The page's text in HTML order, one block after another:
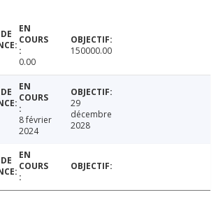
0.00
150000.00
8 février
2024
29
décembre
2028